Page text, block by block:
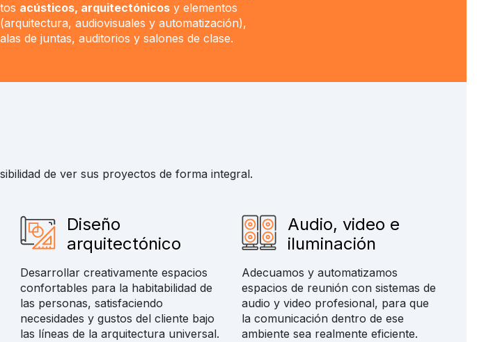
acústicos, arquitectónicosy elementos
audiovisuales y automatización),
de juntas, auditorios y salones de clase.
de ver sus proyectos de forma integral.
Diseño
arquitectónico
Desarrollar creativamente espacios
confortables para la habitabilidad de
las personas, satisfaciendo
necesidades y gustos del cliente bajo
las líneas de la arquitectura universal.
Audio, video e
iluminación
Adecuamos y automatizamos
espacios de reunión con sistemas de
audio y video profesional, para que
la comunicación dentro de ese
ambiente sea realmente eficiente.